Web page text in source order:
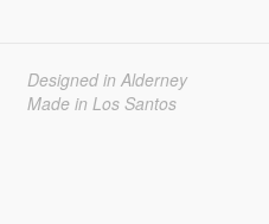
Designed in Alderney
Made in Los Santos